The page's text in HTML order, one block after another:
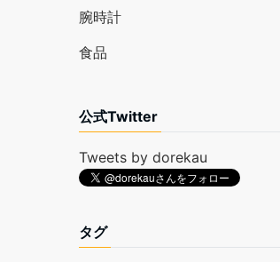
腕時計
食品
公式Twitter
Tweets by dorekau
タグ